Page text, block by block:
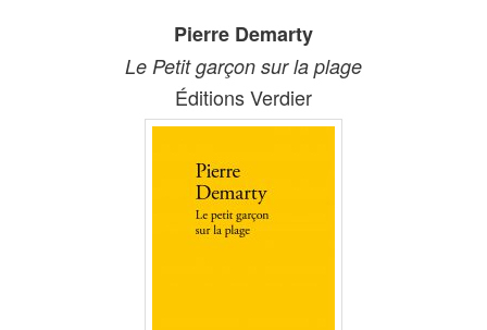
Pierre Demarty
Le Petit garçon sur la plage
Éditions Verdier